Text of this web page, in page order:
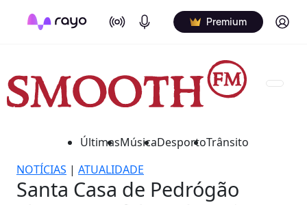
On Air Podcasts Premium Log in
ÚltimasMúsicaDesportoTrânsito
NOTÍCIAS | ATUALIDADE
Santa Casa de Pedrógão